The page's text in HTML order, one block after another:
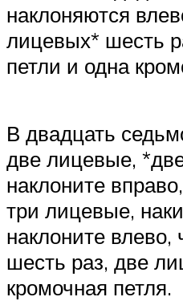
наклоняются
лицевых* шесть
петли и одна
В двадцать
две лицевые,
наклоните
три лицевые,
наклоните
шесть раз, две
кромочная петля.